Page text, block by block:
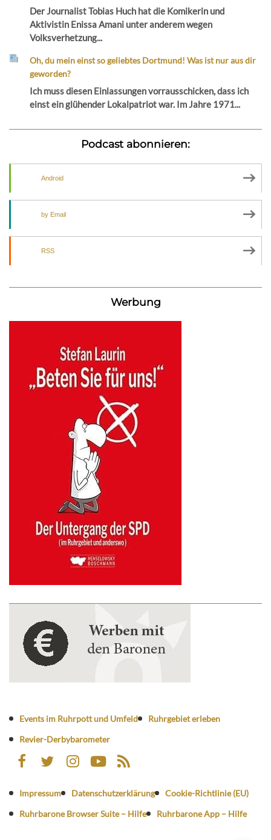
Der Journalist Tobias Huch hat die Komikerin und
Aktivistin Enissa Amani unter anderem wegen
Volksverhetzung...
Oh, du mein einst so geliebtes Dortmund! Was ist nur aus dir
geworden?
Ich muss diesen Einlassungen vorrausschicken, dass ich
einst ein glühender Lokalpatriot war. Im Jahre 1971...
Podcast abonnieren:
Android
by Email
RSS
Werbung
Events im Ruhrpott und Umfeld
Ruhrgebiet erleben
Revier-Derbybarometer
Impressum Datenschutzerklärung
Cookie-Richtlinie (EU)
Ruhrbarone Browser Suite – Hilfe
Ruhrbarone App – Hilfe